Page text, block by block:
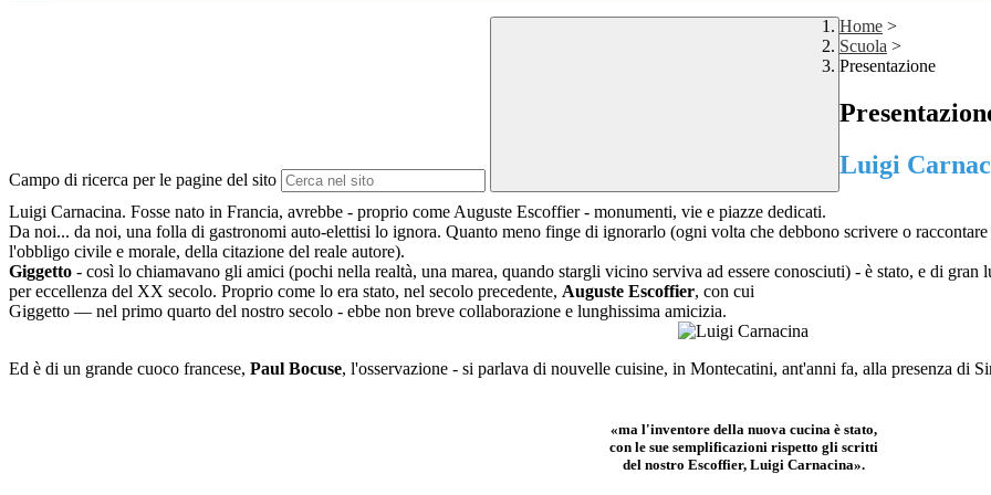
Campo di ricerca per le pagine del sito
Home >
Scuola >
Presentazione
Luigi
Luigi Carnacina. Fosse nato in Francia, avrebbe - proprio come Auguste Escoffier - monumenti, vie e piazze dedicati.
Da noi... da noi, una folla di gastronomi auto-elettisi lo ignora. Quanto meno finge di ignorarlo (ogni volta che debbono scrivere o
l'obbligo civile e morale, della citazione del reale autore).
Giggetto - così lo chiamavano gli amici (pochi nella realtà, una marea, quando stargli vicino serviva ad essere conosciuti) - è stato, e di gran
per eccellenza del XX secolo. Proprio come lo era stato, nel secolo precedente, Auguste Escoffier, con cui
Giggetto — nel primo quarto del nostro secolo - ebbe non breve collaborazione e lunghissima amicizia.
Ed è di un grande cuoco francese, Paul Bocuse, l'osservazione - si parlava di nouvelle cuisine, in Montecatini, ant'anni fa, alla presenza
«ma l'inventore della nuova cucina è stato,
con le sue semplificazioni rispetto gli scritti
del nostro Escoffier, Luigi Carnacina».